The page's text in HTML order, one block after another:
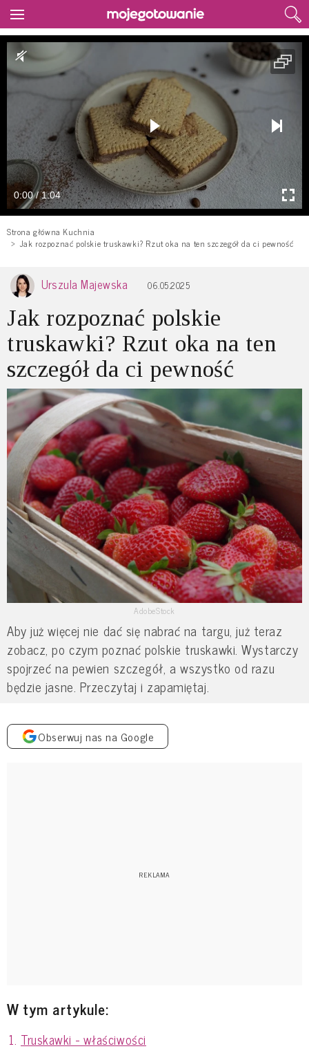
0:00 / 1:04
Strona główna Kuchnia
Jak rozpoznać polskie truskawki? Rzut oka na ten szczegół da ci pewność
Urszula Majewska 06.05.2025
Jak rozpoznać polskie
truskawki? Rzut oka na ten
szczegół da ci pewność
AdobeStock
Aby już więcej nie dać się nabrać na targu, już teraz
zobacz, po czym poznać polskie truskawki. Wystarczy
spojrzeć na pewien szczegół, a wszystko od razu
będzie jasne. Przeczytaj i zapamiętaj.
Obserwuj nas na Google
W tym artykule:
Truskawki - właściwości